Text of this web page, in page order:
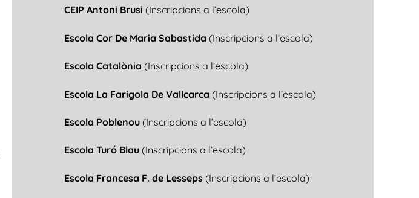
CEIP Antoni Brusi(Inscripcions a l’escola)
Escola Cor De Maria Sabastida(Inscripcions a l’escola)
Escola Catalònia(Inscripcions a l’escola)
Escola La Farigola De Vallcarca(Inscripcions a l’escola)
Escola Poblenou(Inscripcions a l’escola)
Escola Turó Blau (Inscripcions a l’escola)
Escola Francesa F. de Lesseps(Inscripcions a l’escola)